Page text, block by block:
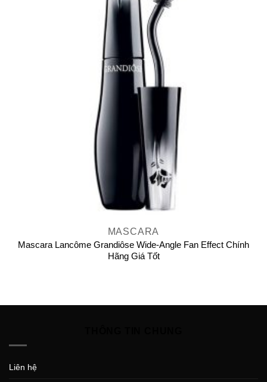
MASCARA
Mascara Lancôme Grandiôse Wide-Angle Fan Effect Chính
Hãng Giá Tốt
Liên hệ